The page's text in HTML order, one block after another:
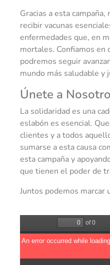
Gracias a esta
recibir vacunas
enfermedades que, en
mortales. Confiamos en
podremos seguir
mundo más saludable y
Únete a
La solidaridad es una
eslabón es esencial.
clientes y a todos
sumarse a esta causa
esta campaña y
que tienen el poder de
Juntos podemos marcar